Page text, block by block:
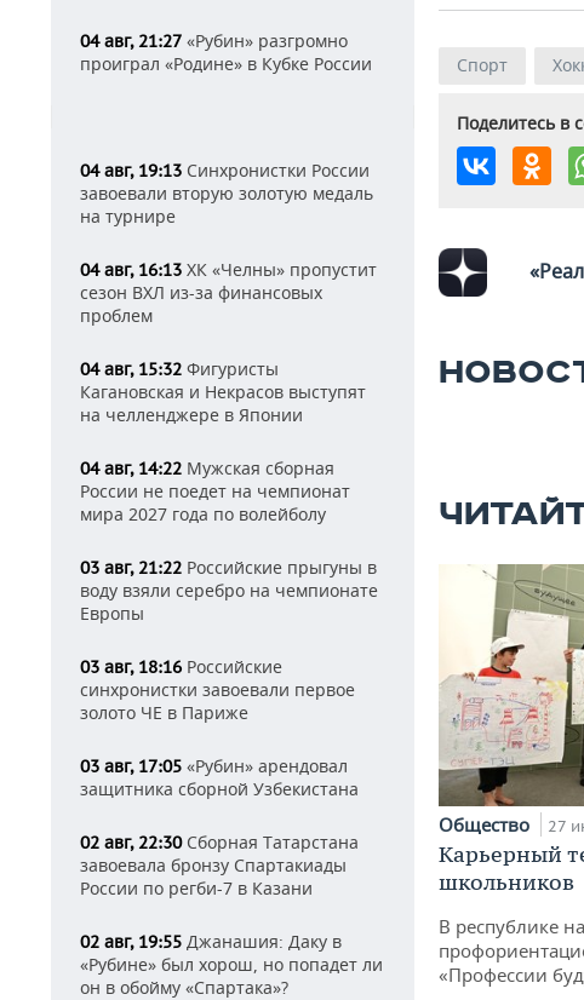
04 авг, 21:27 «Рубин» разгромно
проиграл «Родине» в Кубке России
04 авг, 19:13 Синхронистки России
завоевали вторую золотую медаль
на турнире
04 авг, 16:13 ХК «Челны» пропустит
сезон ВХЛ из-за финансовых
проблем
04 авг, 15:32 Фигуристы
Кагановская и Некрасов выступят
на челленджере в Японии
04 авг, 14:22 Мужская сборная
России не поедет на чемпионат
мира 2027 года по волейболу
03 авг, 21:22 Российские прыгуны в
воду взяли серебро на чемпионате
Европы
03 авг, 18:16 Российские
синхронистки завоевали первое
золото ЧЕ в Париже
03 авг, 17:05 «Рубин» арендовал
защитника сборной Узбекистана
02 авг, 22:30Сборная Татарстана
завоевала бронзу Спартакиады
России по регби-7 в Казани
02 авг, 19:55 Джанашия: Даку в
«Рубине» был хорош, но попадет ли
он в обойму «Спартака»?
Спорт
Поделитесь в
Общество 27
Карьерный
школьников
В республике
«Профессии